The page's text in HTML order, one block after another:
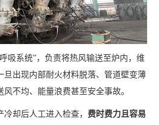
吸系统”，负责将热风输送至炉内，维
旦出现内部耐火材料脱落、管道壁变薄
不均、能量浪费甚至安全事故。
却后人工进入检查， 费时费力且容易